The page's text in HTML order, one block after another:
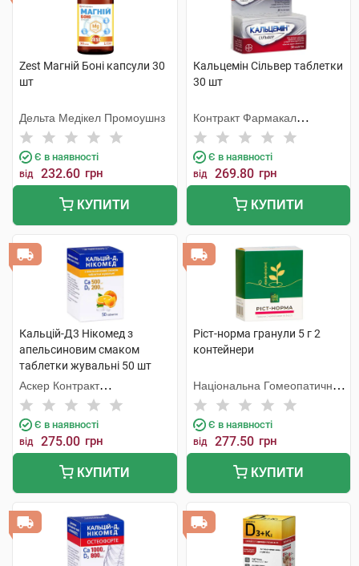
Zest Магній Боні капсули 30
шт
Дельта Медікел Промоушнз
Є в наявності
від 232.60 грн
КУПИТИ
Кальцемін Сільвер таблетки
30 шт
Контракт Фармакал
Корпорейшн
Є в наявності
від 269.80 грн
КУПИТИ
Кальцій-Д3 Нікомед з
апельсиновим смаком
таблетки жувальні 50 шт
Аскер Контракт
Мануфекчерінг АС
Є в наявності
від 275.00 грн
КУПИТИ
Ріст-норма гранули 5 г 2
контейнери
Національна Гомеопатична
Спілка
Є в наявності
від 277.50 грн
КУПИТИ